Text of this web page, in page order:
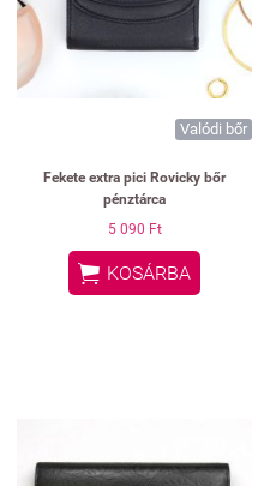
Valódi bőr
Fekete extra pici Rovicky bőr
pénztárca
5 090 Ft
 KOSÁRBA